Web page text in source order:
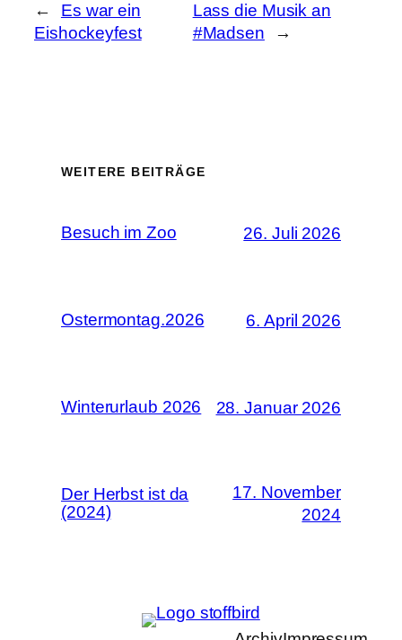
←
Es war ein
Eishockeyfest
Lass die Musik an
#Madsen
→
WEITERE BEITRÄGE
Besuch im Zoo 26. Juli 2026
Ostermontag.2026 6. April 2026
Winterurlaub 2026 28. Januar 2026
Der Herbst ist da
(2024)
17. November
2024